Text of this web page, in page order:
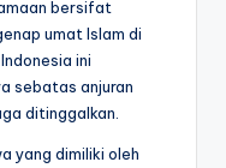
bersifat
umat Islam di
ini
sebatas anjuran
ditinggalkan.
yang dimiliki oleh